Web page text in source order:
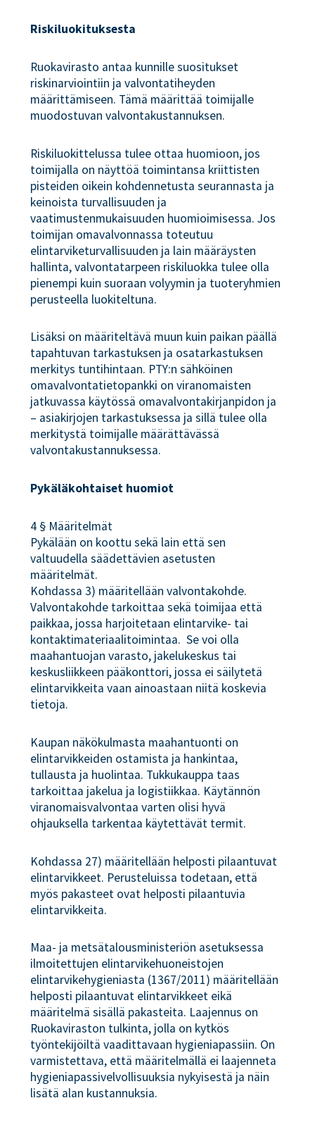
Riskiluokituksesta
Ruokavirasto antaa kunnille suositukset
riskinarviointiin ja valvontatiheyden
määrittämiseen. Tämä määrittää toimijalle
muodostuvan valvontakustannuksen.
Riskiluokittelussa tulee ottaa huomioon, jos
toimijalla on näyttöä toimintansa kriittisten
pisteiden oikein kohdennetusta seurannasta ja
keinoista turvallisuuden ja
vaatimustenmukaisuuden huomioimisessa. Jos
toimijan omavalvonnassa toteutuu
elintarviketurvallisuuden ja lain määräysten
hallinta, valvontatarpeen riskiluokka tulee olla
pienempi kuin suoraan volyymin ja tuoteryhmien
perusteella luokiteltuna.
Lisäksi on määriteltävä muun kuin paikan päällä
tapahtuvan tarkastuksen ja osatarkastuksen
merkitys tuntihintaan. PTY:n sähköinen
omavalvontatietopankki on viranomaisten
jatkuvassa käytössä omavalvontakirjanpidon ja
– asiakirjojen tarkastuksessa ja sillä tulee olla
merkitystä toimijalle määrättävässä
valvontakustannuksessa.
Pykäläkohtaiset huomiot
4 § Määritelmät
Pykälään on koottu sekä lain että sen
valtuudella säädettävien asetusten
määritelmät.
Kohdassa 3) määritellään valvontakohde.
Valvontakohde tarkoittaa sekä toimijaa että
paikkaa, jossa harjoitetaan elintarvike- tai
kontaktimateriaalitoimintaa. Se voi olla
maahantuojan varasto, jakelukeskus tai
keskusliikkeen pääkonttori, jossa ei säilytetä
elintarvikkeita vaan ainoastaan niitä koskevia
tietoja.
Kaupan näkökulmasta maahantuonti on
elintarvikkeiden ostamista ja hankintaa,
tullausta ja huolintaa. Tukkukauppa taas
tarkoittaa jakelua ja logistiikkaa. Käytännön
viranomaisvalvontaa varten olisi hyvä
ohjauksella tarkentaa käytettävät termit.
Kohdassa 27) määritellään helposti pilaantuvat
elintarvikkeet. Perusteluissa todetaan, että
myös pakasteet ovat helposti pilaantuvia
elintarvikkeita.
Maa- ja metsätalousministeriön asetuksessa
ilmoitettujen elintarvikehuoneistojen
elintarvikehygieniasta (1367/2011) määritellään
helposti pilaantuvat elintarvikkeet eikä
määritelmä sisällä pakasteita. Laajennus on
Ruokaviraston tulkinta, jolla on kytkös
työntekijöiltä vaadittavaan hygieniapassiin. On
varmistettava, että määritelmällä ei laajenneta
hygieniapassivelvollisuuksia nykyisestä ja näin
lisätä alan kustannuksia.